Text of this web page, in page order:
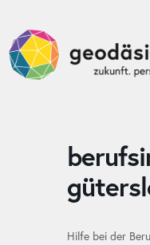
Hilfe bei der